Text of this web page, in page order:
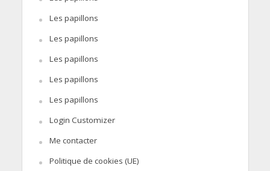
Les papillons
Les papillons
Les papillons
Les papillons
Les papillons
Login Customizer
Me contacter
Politique de cookies (UE)